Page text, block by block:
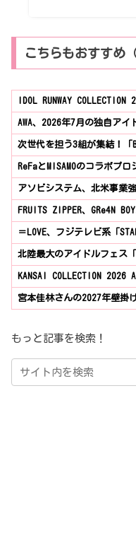
こちらもおすすめ
IDOL RUNWAY
AWA、2026年7月の独自ア
次世代を担う3組が集結！
ReFaとMISAMOのコラボプ
アソビシステム、北米事業
FRUITS ZIPPER、GRe4N
＝LOVE、フジテレビ系「
北陸最大のアイドルフェス
KANSAI COLLECTION 2026
宮本佳林さんの2027年壁掛
もっと記事を検索！